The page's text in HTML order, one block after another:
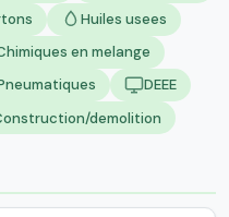
Huiles usees
en melange
DEEE
demolition